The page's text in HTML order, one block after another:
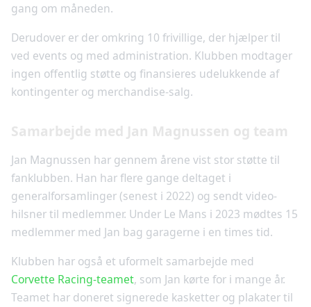
gang om måneden.
Derudover er der omkring 10 frivillige, der hjælper til
ved events og med administration. Klubben modtager
ingen offentlig støtte og finansieres udelukkende af
kontingenter og merchandise-salg.
Samarbejde med Jan Magnussen og team
Jan Magnussen har gennem årene vist stor støtte til
fanklubben. Han har flere gange deltaget i
generalforsamlinger (senest i 2022) og sendt video-
hilsner til medlemmer. Under Le Mans i 2023 mødtes 15
medlemmer med Jan bag garagerne i en times tid.
Klubben har også et uformelt samarbejde med
Corvette Racing-teamet, som Jan kørte for i mange år.
Teamet har doneret signerede kasketter og plakater til